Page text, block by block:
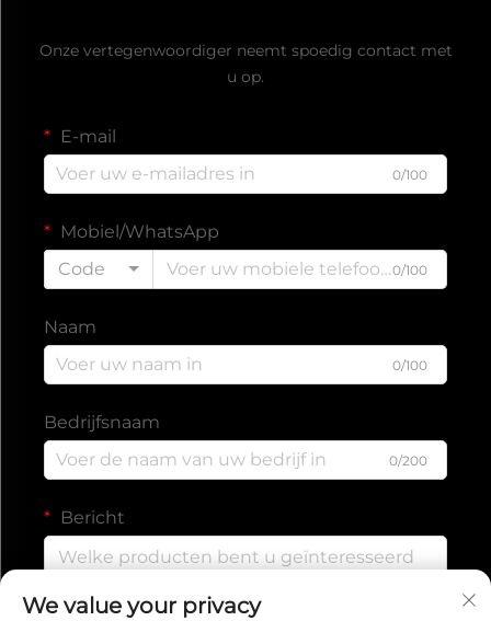
Onze vertegenwoordiger neemt spoedig contact met
u op.
E-mail
0/100
Mobiel/WhatsApp
Code
0/100
Naam
0/100
Bedrijfsnaam
0/200
Bericht
We value your privacy